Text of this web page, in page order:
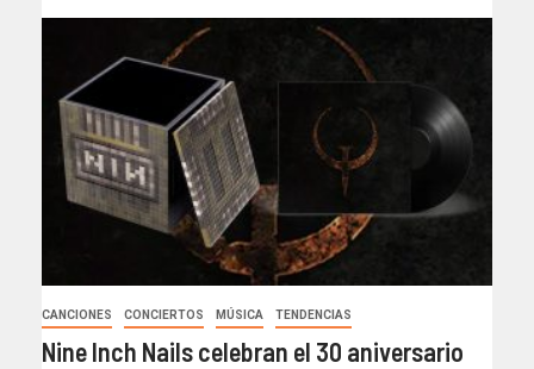
CANCIONES CONCIERTOS MÚSICA TENDENCIAS
Nine Inch Nails celebran el 30 aniversario